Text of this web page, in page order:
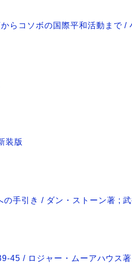
らコソボの国際平和活動まで /
装版
手引き / ダン・ストーン著 ;
45 / ロジャー・ムーアハウス